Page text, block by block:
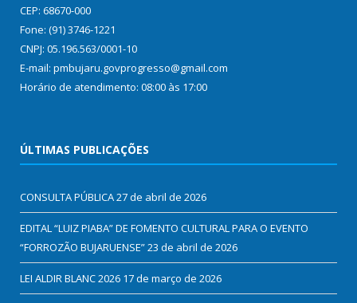
CEP: 68670-000
Fone: (91) 3746-1221
CNPJ: 05.196.563/0001-10
E-mail: pmbujaru.govprogresso@gmail.com
Horário de atendimento: 08:00 às 17:00
ÚLTIMAS PUBLICAÇÕES
CONSULTA PÚBLICA27 de abril de 2026
EDITAL “LUIZ PIABA” DE FOMENTO CULTURAL PARA O EVENTO
“FORROZÃO BUJARUENSE”23 de abril de 2026
LEI ALDIR BLANC 2026 17 de março de 2026